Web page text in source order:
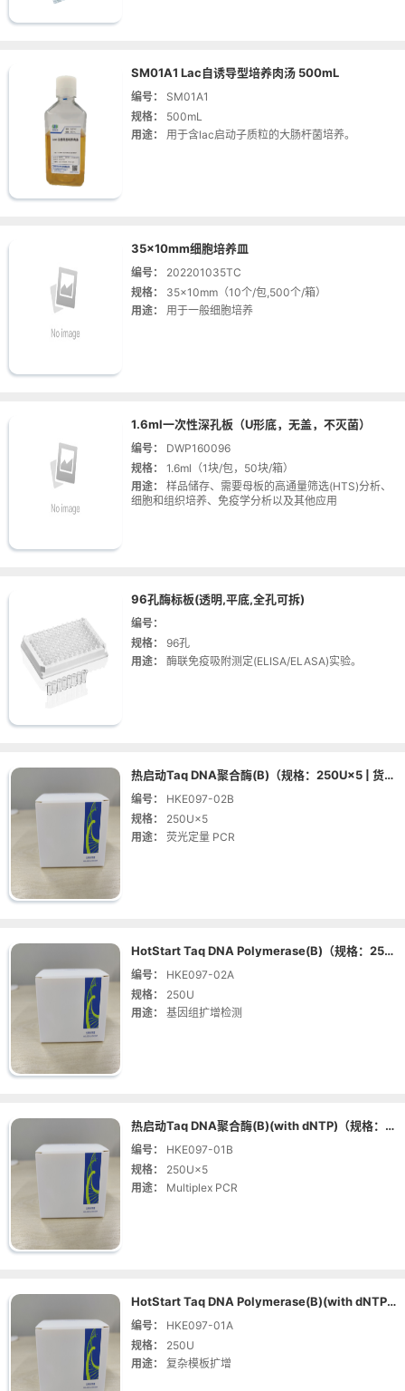
SM01A1 Lac自诱导型培养肉汤 500mL
编号：
SM01A1
规格：
500mL
用途：
用于含lac启动子质粒的大肠杆菌培养。
35×10mm细胞培养皿
编号：
202201035TC
规格：
35×10mm（10个/包,500个/箱）
用途：
用于一般细胞培养
1.6ml一次性深孔板（U形底，无盖，不灭菌）
编号：
DWP160096
规格：
1.6ml（1块/包，50块/箱）
用途：
样品储存、需要母板的高通量筛选(HTS)分析、
细胞和组织培养、免疫学分析以及其他应用
96孔酶标板(透明,平底,全孔可拆)
编号：
规格：
96孔
用途：
酶联免疫吸附测定(ELISA/ELASA)实验。
热启动Taq DNA聚合酶(B)（规格：250U×5 | 货号：HKE097-02B）
编号：
HKE097-02B
规格：
250U×5
用途：
荧光定量 PCR
HotStart Taq DNA Polymerase(B)（规格：250U | 货号：HKE097-02A）
编号：
HKE097-02A
规格：
250U
用途：
基因组扩增检测
热启动Taq DNA聚合酶(B)(with dNTP)（规格：250U×5 | 货号：HKE097-01B）
编号：
HKE097-01B
规格：
250U×5
用途：
Multiplex PCR
HotStart Taq DNA Polymerase(B)(with dNTP)（规格：250U | 货号：HKE097-01A）
编号：
HKE097-01A
规格：
250U
用途：
复杂模板扩增